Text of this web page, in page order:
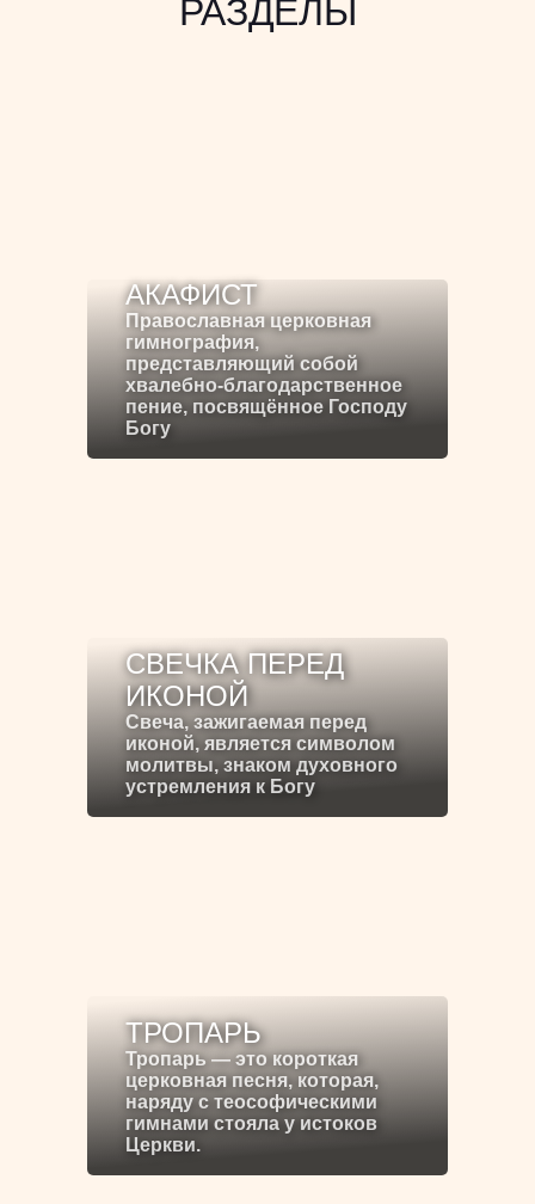
РАЗДЕЛЫ
АКАФИСТ
Православная церковная
гимнография,
представляющий собой
хвалебно-благодарственное
пение, посвящённое Господу
Богу
СВЕЧКА ПЕРЕД
ИКОНОЙ
Свеча, зажигаемая перед
иконой, является символом
молитвы, знаком духовного
устремления к Богу
ТРОПАРЬ
Тропарь — это короткая
церковная песня, которая,
наряду с теософическими
гимнами стояла у истоков
Церкви.